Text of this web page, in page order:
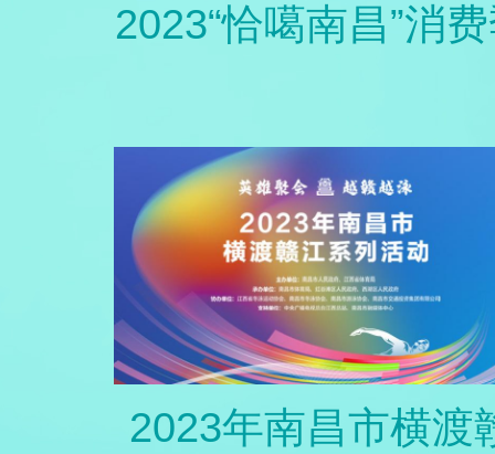
2023“恰噶南昌”消
2023年南昌市横渡